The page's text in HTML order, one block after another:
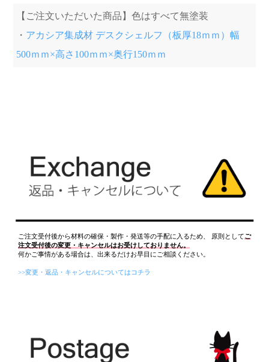
【ご注文いただいた商品】色はすべて無塗装
・ アカシア集成材 デスクシェルフ（板厚18ｍｍ）幅
500ｍｍ×高さ100ｍｍ×奥行150ｍｍ
ご注文受付後から材料の確保・製作・発送等の手配に入るため、 原則としてご
注文受付後の変更・キャンセルはお受けしておりません。
何かご事情がある場合は、出来るだけお早目にご相談ください。
>>変更・返品・キャンセルについてはコチラ